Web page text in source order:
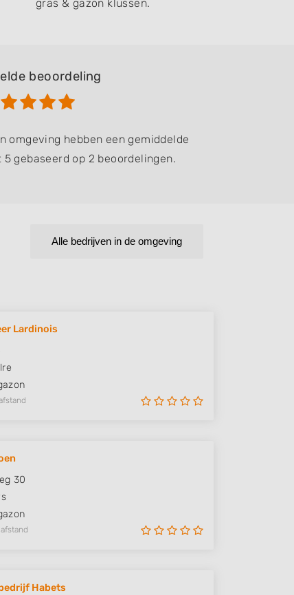
gras & gazon klussen.
beoordeling
omgeving hebben een gemiddelde
gebaseerd op 2 beoordelingen.
Alle bedrijven in de omgeving
Lardinois
30
Habets